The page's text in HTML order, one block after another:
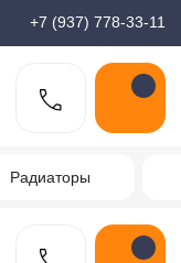
Водонагреватели